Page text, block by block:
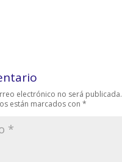
electrónico no será publicada.
están marcados con *